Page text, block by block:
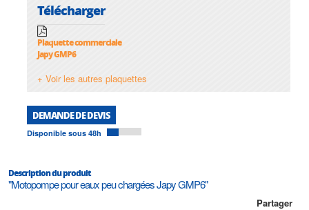
Télécharger
Plaquette commerciale
Japy GMP6
+ Voir les autres plaquettes
DEMANDE DE DEVIS
Disponible sous 48h
Description du produit
"Motopompe pour eaux peu chargées Japy GMP6"
Partager